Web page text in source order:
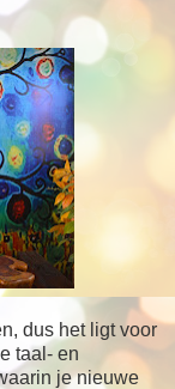
dus het ligt voor
taal- en
je nieuwe